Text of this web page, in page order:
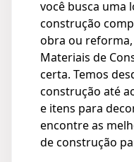
você busca uma
construção
obra ou
Materiais de
certa. Temos
construção até
e itens para
encontre as
de construção